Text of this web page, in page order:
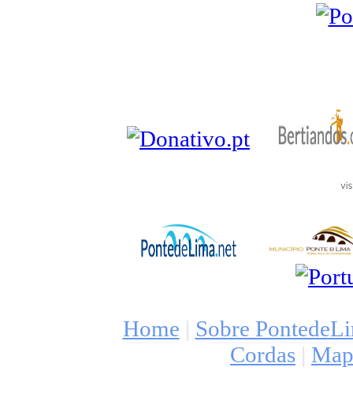
Home | Sobre
Cordas |